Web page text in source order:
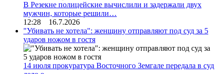
В Резекне полицейские вычислили и задержали двух
мужчин, которые решили…
12:28 16.7.2026
"Убивать не хотела": женщину отправляют под суд за 5
ударов ножом в гостя
14 июля прокуратура Восточного Земгале передала в суд